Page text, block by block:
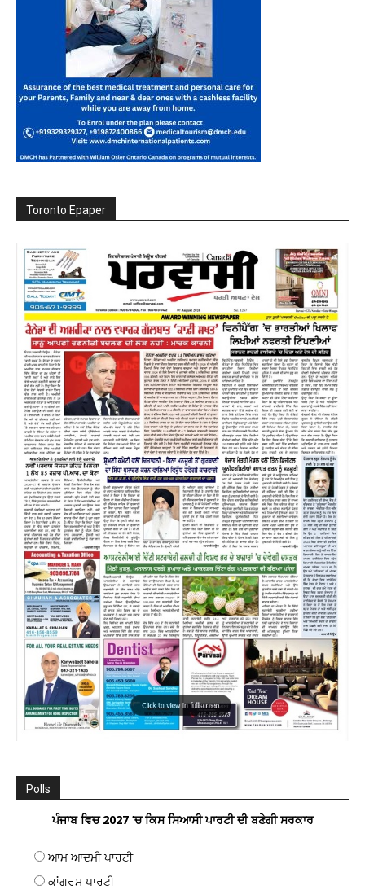
Toronto Epaper
Polls
ਪੰਜਾਬ ਵਿਚ 2027 ’ਚ ਕਿਸ ਸਿਆਸੀ ਪਾਰਟੀ ਦੀ ਬਣੇਗੀ ਸਰਕਾਰ
ਆਮ ਆਦਮੀ ਪਾਰਟੀ
ਕਾਂਗਰਸ ਪਾਰਟੀ